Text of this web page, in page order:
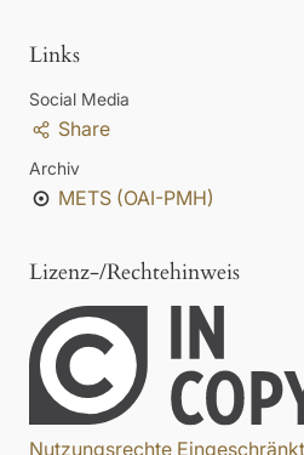
Links
Social Media
Share
Archiv
METS (OAI-PMH)
Lizenz-/Rechtehinweis
Nutzungsrechte